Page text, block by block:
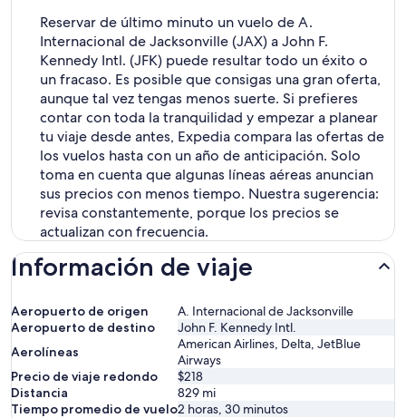
Reservar de último minuto un vuelo de A.
Internacional de Jacksonville (JAX) a John F.
Kennedy Intl. (JFK) puede resultar todo un éxito o
un fracaso. Es posible que consigas una gran oferta,
aunque tal vez tengas menos suerte. Si prefieres
contar con toda la tranquilidad y empezar a planear
tu viaje desde antes, Expedia compara las ofertas de
los vuelos hasta con un año de anticipación. Solo
toma en cuenta que algunas líneas aéreas anuncian
sus precios con menos tiempo. Nuestra sugerencia:
revisa constantemente, porque los precios se
actualizan con frecuencia.
Información de viaje
Aeropuerto de origen
A. Internacional de Jacksonville
Aeropuerto de destino
John F. Kennedy Intl.
Aerolíneas
American Airlines, Delta, JetBlue
Airways
Precio de viaje redondo
$218
Distancia
829 mi
Tiempo promedio de vuelo2 horas, 30 minutos